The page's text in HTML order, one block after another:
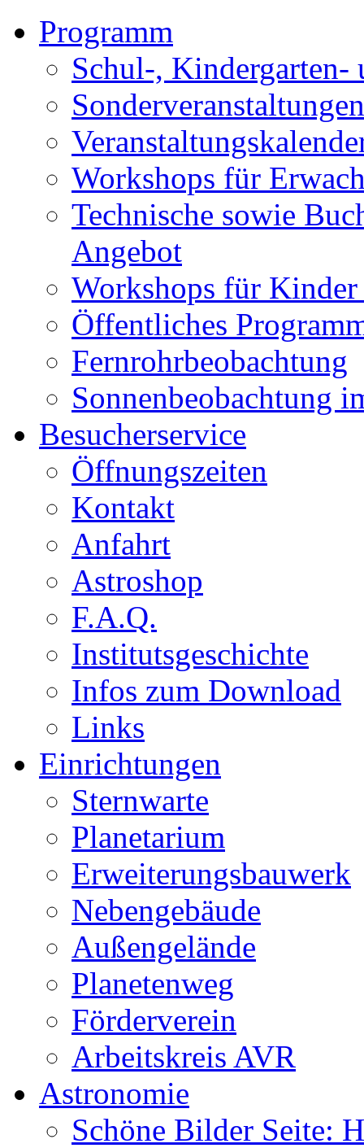
Programm
Schul-, Kindergarten-
Sonderveranstaltungen
Workshops für
Technische sowie
Angebot
Workshops für
Öffentliches
Fernrohrbeobachtung
Sonnenbeobachtung
Besucherservice
Öffnungszeiten
Kontakt
Anfahrt
Astroshop
F.A.Q.
Institutsgeschichte
Infos zum Download
Links
Einrichtungen
Sternwarte
Planetarium
Erweiterungsbauwerk
Nebengebäude
Außengelände
Planetenweg
Förderverein
Arbeitskreis AVR
Astronomie
Schöne Bilder Seite: